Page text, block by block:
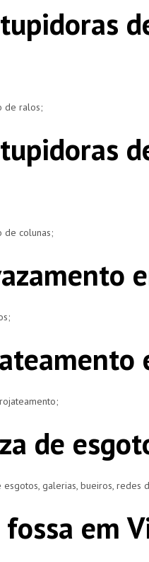
de ralos;
de colunas;
de
galerias, bueiros, redes
em